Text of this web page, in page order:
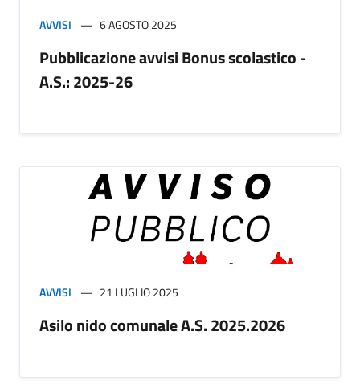
AVVISI 6 AGOSTO 2025
Pubblicazione avvisi Bonus scolastico -
A.S.: 2025-26
AVVISI 21 LUGLIO 2025
Asilo nido comunale A.S. 2025.2026